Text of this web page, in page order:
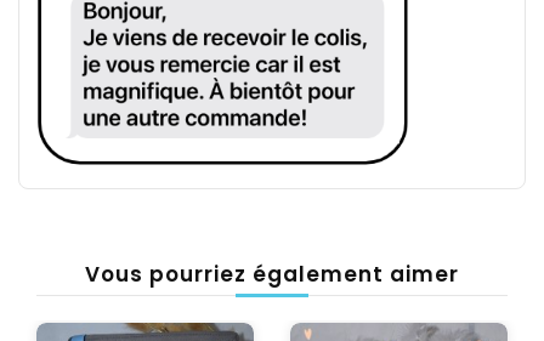
Vous pourriez également aimer